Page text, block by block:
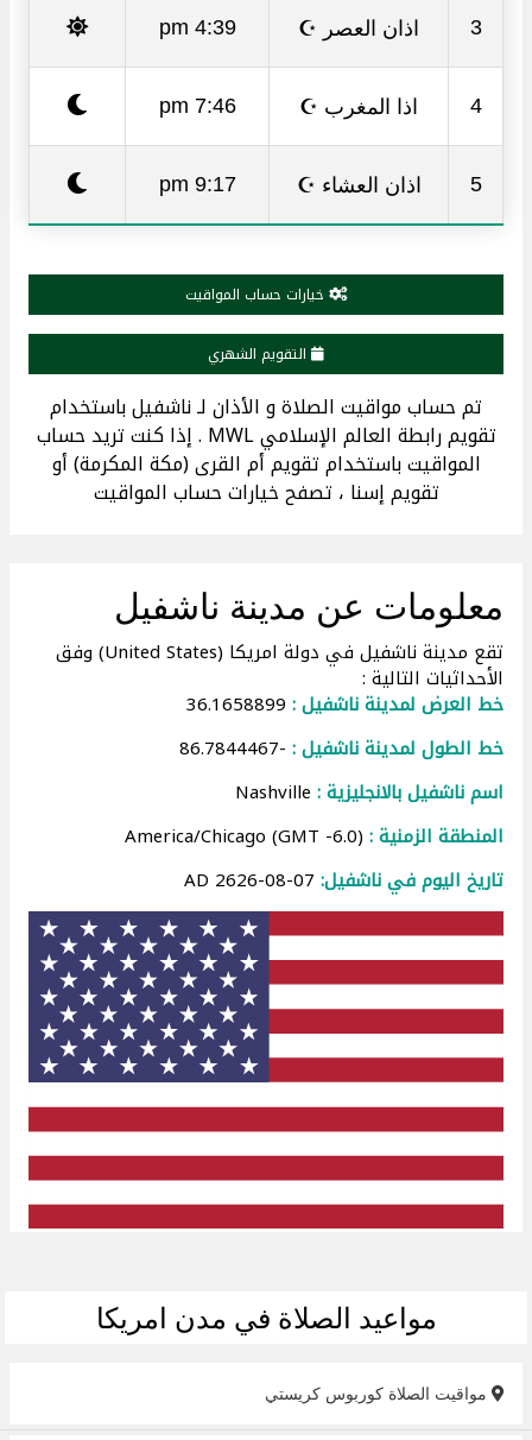
3 اذان العصر ☪ 4:39 pm
4 اذا المغرب ☪ 7:46 pm
5 اذان العشاء ☪ 9:17 pm
التقويم الشهري
تم حساب مواقيت الصلاة و الأذان لـ ناشفيل باستخدام
تقويم رابطة العالم الإسلامي MWL . إذا كنت تريد حساب
المواقيت باستخدام تقويم أم القرى (مكة المكرمة) أو
تقويم إسنا ، تصفح خيارات حساب المواقيت
معلومات عن مدينة ناشفيل
تقع مدينة ناشفيل في دولة امريكا (United States) وفق
الأحداثيات التالية :
خط العرض لمدينة ناشفيل : 36.1658899
خط الطول لمدينة ناشفيل : -86.7844467
اسم ناشفيل بالانجليزية :
المنطقة الزمنية :
تاريخ اليوم في ناشفيل:
مواعيد الصلاة في مدن امريكا
مواقيت الصلاة كوربوس كريستي